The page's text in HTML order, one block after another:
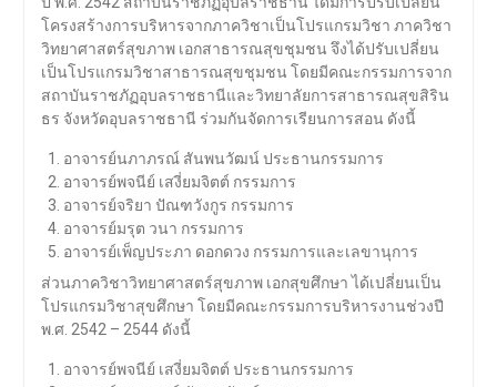
โครงสร้างการบริหารจากภาควิชาเป็นโปรแกรมวิชา ภาควิชา
วิทยาศาสตร์สุขภาพ เอกสาธารณสุขชุมชน จึงได้ปรับเปลี่ยน
เป็นโปรแกรมวิชาสาธารณสุขชุมชน โดยมีคณะกรรมการจาก
สถาบันราชภัฏอุบลราชธานีและวิทยาลัยการสาธารณสุขสิริน
ธร จังหวัดอุบลราชธานี ร่วมกันจัดการเรียนการสอน ดังนี้
อาจารย์นภาภรณ์ สันพนวัฒน์ ประธานกรรมการ
อาจารย์พจนีย์ เสงี่ยมจิตต์ กรรมการ
อาจารย์จริยา ปัณฑวังกูร กรรมการ
อาจารย์มรุต วนา กรรมการ
อาจารย์เพ็ญประภา ดอกดวง กรรมการและเลขานุการ
ส่วนภาควิชาวิทยาศาสตร์สุขภาพ เอกสุขศึกษา ได้เปลี่ยนเป็น
โปรแกรมวิชาสุขศึกษา โดยมีคณะกรรมการบริหารงานช่วงปี
พ.ศ. 2542 – 2544 ดังนี้
อาจารย์พจนีย์ เสงี่ยมจิตต์ ประธานกรรมการ